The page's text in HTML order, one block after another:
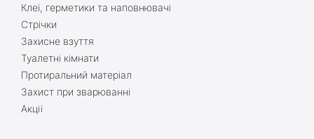
Клеї, герметики та наповнювачі
Стрічки
Захисне взуття
Туалетні кімнати
Протиральний матеріал
Захист при зварюванні
Акції